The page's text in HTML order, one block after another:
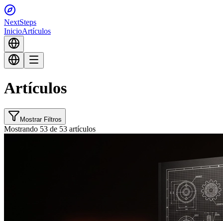
NextSteps
InicioArtículos
Artículos
Mostrar Filtros
Mostrando 53 de 53 artículos